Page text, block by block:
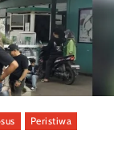
Peristiwa